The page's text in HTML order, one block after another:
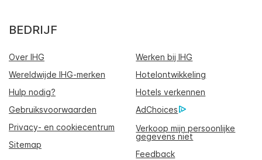
BEDRIJF
Over IHG
Werken bij IHG
Wereldwijde IHG-merken
Hotelontwikkeling
Hulp nodig?
Hotels verkennen
Gebruiksvoorwaarden
AdChoices
Privacy- en cookiecentrum
Verkoop mijn persoonlijke
gegevens niet
Sitemap
Feedback